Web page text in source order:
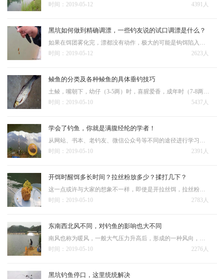
4391人
时间：2019-05-12
黑坑如何做到精确调漂，一些钓友说的试口调漂是什么？
如果在饵团雾化完，漂都没有动作，极大的可能是钩饵陷入泥底，这个时候，浮漂下拉，让钩饵略离底，再次试口，如果出现连续的正口，则说明调钓思路正确；在钩饵雾化完这个过程，漂讯较多，但是提竿空竿也多，抓不住实口…
2623人
时间：2019-05-12
鲮鱼的分类及各种鲮鱼的具体垂钓技巧
土鲮，嘴朝下，幼仔（3-5两）时，喜腥爱香，成年时（7-8两），喜香爱甜，垂钓土鲮时，不可钓得过于灵敏，因为土鲮的嘴巴朝下，就奠定了土鲮在底部才会吃得比较安稳，又由于土鲮很喜欢追逐下落的饵料碎，因此很容…
5437人
时间：2019-05-10
学会了钓鱼，你就是满腹经纶的学者！
从网站、书本、老钓友、微信公众号等不同的途径进行学习探讨，包括学习钓具的使用，钓组的调整、饵料的配制、天气因素的影响、鱼的生理习性等等众多方面。是高还是低；温度如何，温差怎么样等等，这些因素对垂钓有什么影响，…
2391人
时间：2019-05-10
开饵时醒饵多长时间？拉丝粉放多少？揉打几下？
这一点或许与大家的想象不一样，即使是开拉丝饵，拉丝粉的放入量也不能太多，一旦多了鱼饵的黏性就过大（有些饵还自带一些拉丝粉），粘在一起拉都拉不开的玩意儿，如何快速挂钩？另外开拉丝饵时揉打的次数也有讲究，揉…
2783人
时间：2019-05-10
东南西北风不同，对钓鱼的影响也大不同
南风也称为暖风，一般大气压力升高后，形成的一种风向，不管阴晴，只要是南风天，必是暖和的天气，而且南风一般风力也不大，1~3级最为常见，最高不超过5级，但是已经很少见了，南风天还有一个好处，就是湿度变化不…
2276人
时间：2019-05-10
黑坑钓鱼停口，这里统统解决